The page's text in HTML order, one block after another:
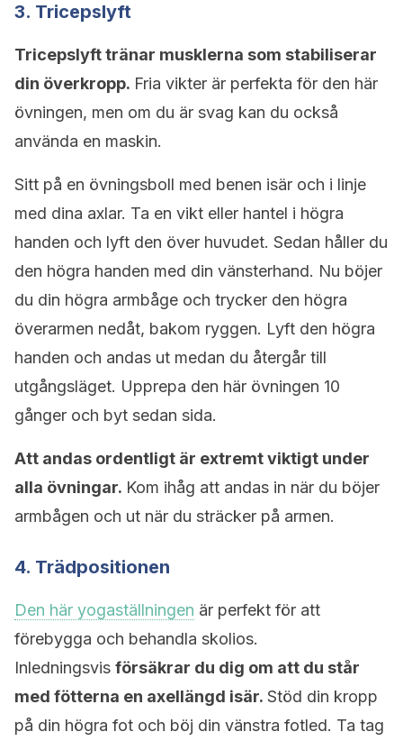
3. Tricepslyft
Tricepslyft tränar musklerna som stabiliserar
din överkropp. Fria vikter är perfekta för den här
övningen, men om du är svag kan du också
använda en maskin.
Sitt på en övningsboll med benen isär och i linje
med dina axlar. Ta en vikt eller hantel i högra
handen och lyft den över huvudet. Sedan håller du
den högra handen med din vänsterhand. Nu böjer
du din högra armbåge och trycker den högra
överarmen nedåt, bakom ryggen. Lyft den högra
handen och andas ut medan du återgår till
utgångsläget. Upprepa den här övningen 10
gånger och byt sedan sida.
Att andas ordentligt är extremt viktigt under
alla övningar. Kom ihåg att andas in när du böjer
armbågen och ut när du sträcker på armen.
4. Trädpositionen
Den här yogaställningen är perfekt för att
förebygga och behandla skolios.
Inledningsvis försäkrar du dig om att du står
med fötterna en axellängd isär. Stöd din kropp
på din högra fot och böj din vänstra fotled. Ta tag